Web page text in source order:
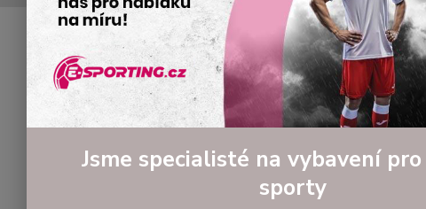
Tréninkové ragbyové oblečení Ragbyová
Ragbyová nepromokavá
Jsme specialisté na vybavení
sporty